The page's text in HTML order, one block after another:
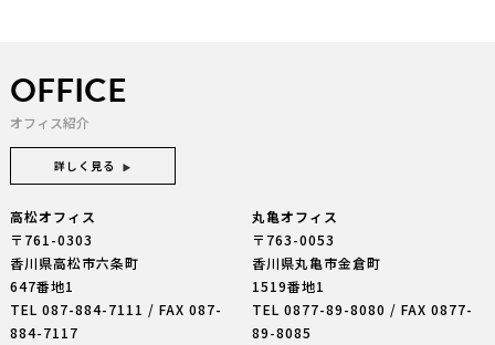
OFFICE
オフィス紹介
詳しく見る
高松オフィス
〒761-0303
香川県高松市六条町
647番地1
TEL 087-884-7111 / FAX 087-
884-7117
丸亀オフィス
〒763-0053
香川県丸亀市金倉町
1519番地1
TEL0877-89-8080 / FAX 0877-
89-8085